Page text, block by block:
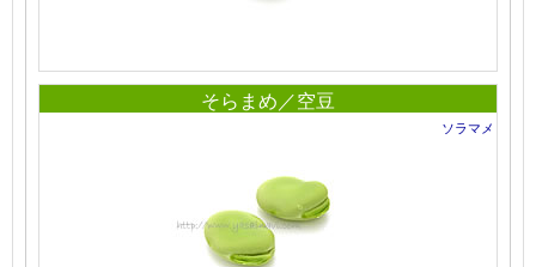
そらまめ／空豆
ソラマメ